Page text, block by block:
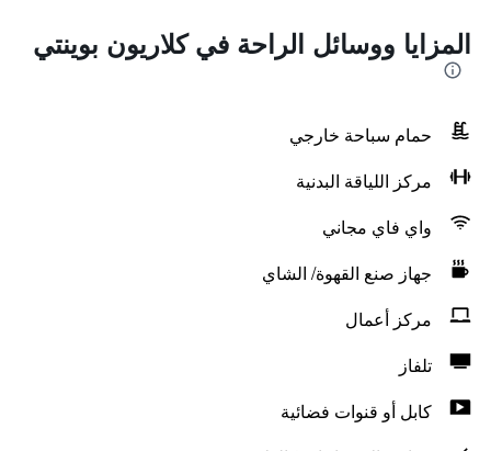
المزايا ووسائل الراحة في كلاريون بوينتي
حمام سباحة خارجي
مركز اللياقة البدنية
واي فاي مجاني
جهاز صنع القهوة/ الشاي
مركز أعمال
تلفاز
كابل أو قنوات فضائية